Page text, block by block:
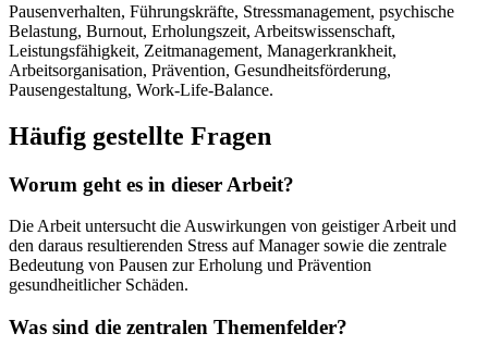
Pausenverhalten, Führungskräfte, Stressmanagement, psychische
Belastung, Burnout, Erholungszeit, Arbeitswissenschaft,
Leistungsfähigkeit, Zeitmanagement, Managerkrankheit,
Arbeitsorganisation, Prävention, Gesundheitsförderung,
Pausengestaltung, Work-Life-Balance.
Häufig gestellte Fragen
Worum geht es in dieser Arbeit?
Die Arbeit untersucht die Auswirkungen von geistiger Arbeit und
den daraus resultierenden Stress auf Manager sowie die zentrale
Bedeutung von Pausen zur Erholung und Prävention
gesundheitlicher Schäden.
Was sind die zentralen Themenfelder?